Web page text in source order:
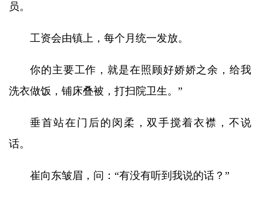
员。
工资会由镇上，每个月统一发放。
你的主要工作，就是在照顾好娇娇之余，给我
洗衣做饭，铺床叠被，打扫院卫生。”
垂首站在门后的闵柔，双手搅着衣襟，不说
话。
崔向东皱眉，问：“有没有听到我说的话？”